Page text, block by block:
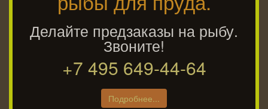
Делайте предзаказы на рыбу.
Звоните!
+7 495 649-44-64
Подробнее...